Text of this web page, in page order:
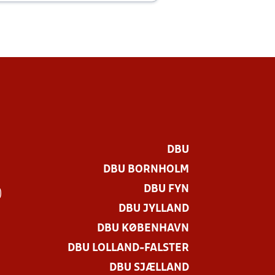
DBU
DBU BORNHOLM
DBU FYN
DBU JYLLAND
DBU KØBENHAVN
DBU LOLLAND-FALSTER
DBU SJÆLLAND